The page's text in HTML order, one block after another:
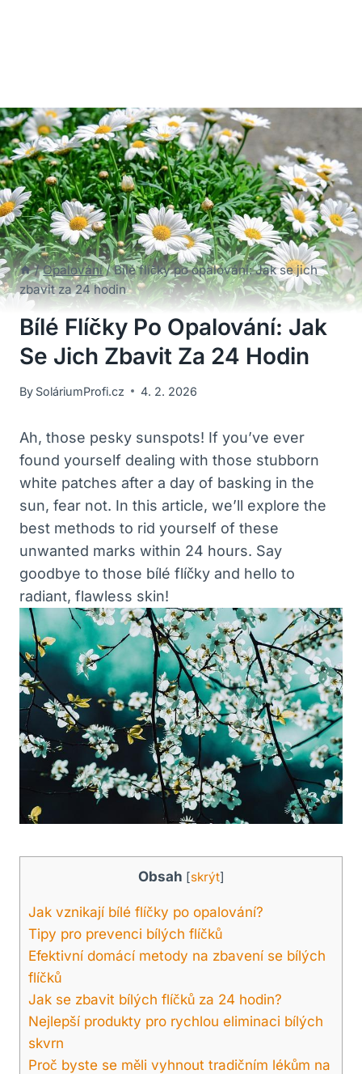
/ Opalování / Bílé flíčky po opalování: Jak se jich
zbavit za 24 hodin
Bílé Flíčky Po Opalování: Jak
Se Jich Zbavit Za 24 Hodin
By SoláriumProfi.cz 4. 2. 2026
Ah, those pesky sunspots! If you’ve ever⁤
found yourself dealing with those stubborn‌
white patches after a day of basking in the
sun, fear not. In this article,​ we’ll explore the
best methods to rid yourself of these
unwanted marks within 24 hours. ‍Say
goodbye to‍ those bílé flíčky and hello to
radiant,⁢ flawless ⁣skin!
Obsah [skrýt]
Jak ⁢vznikají bílé flíčky po opalování?
Tipy pro prevenci ​bílých flíčků
Efektivní domácí metody na zbavení se bílých
flíčků
Jak se zbavit bílých flíčků za ‌24 hodin?
Nejlepší⁤ produkty pro rychlou eliminaci bílých
skvrn
Proč byste se měli vyhnout tradičním lékům na